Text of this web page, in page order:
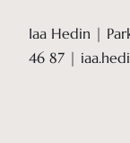
Iaa Hedin |
46 87 |